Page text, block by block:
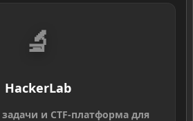
🔬
HackerLab
и CTF-платформа для